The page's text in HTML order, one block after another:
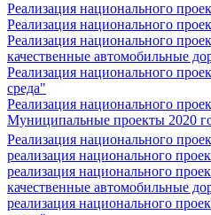
Реализация национального
Реализация национального
Реализация национального
качественные автомобильные
Реализация национального
среда"
Реализация национального
Муниципальные проекты 2020
Реализация национального
реализация национального
реализация национального
качественные автомобильные
реализация национального